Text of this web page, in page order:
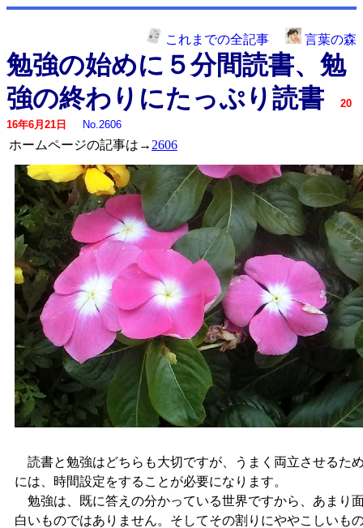
これまでの全記事 言葉の森
勉強の始めに５分間読書、勉
強の終わりにたっぷり読書
20
16年6月21日
No.2606
ホームページの記事は→ 2606
読書と勉強はどちらも大切ですが、うまく両立させるた
には、時間設定をすることが必要になります。
勉強は、既に答えの分かっている世界ですから、あまり
白いものではありません。そしてその割りにややこしいも